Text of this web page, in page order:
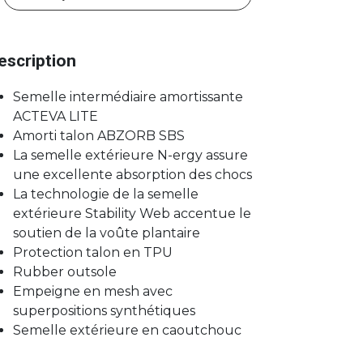
Semelle intermédiaire amortissante
ACTEVA LITE
Amorti talon ABZORB SBS
La semelle extérieure N-ergy assure
une excellente absorption des chocs
La technologie de la semelle
extérieure Stability Web accentue le
soutien de la voûte plantaire
Protection talon en TPU
Rubber outsole
Empeigne en mesh avec
superpositions synthétiques
Semelle extérieure en caoutchouc